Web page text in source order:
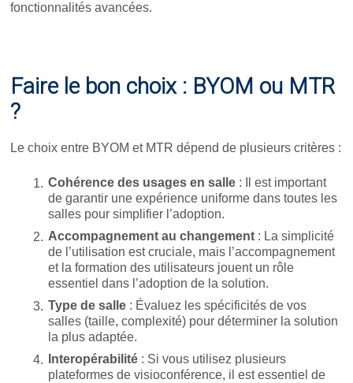
fonctionnalités avancées.
Faire le bon choix : BYOM ou MTR
?
Le choix entre BYOM et MTR dépend de plusieurs critères :
Cohérence des usages en salle : Il est important
de garantir une expérience uniforme dans toutes les
salles pour simplifier l’adoption.
Accompagnement au changement : La simplicité
de l’utilisation est cruciale, mais l’accompagnement
et la formation des utilisateurs jouent un rôle
essentiel dans l’adoption de la solution.
Type de salle : Évaluez les spécificités de vos
salles (taille, complexité) pour déterminer la solution
la plus adaptée.
Interopérabilité : Si vous utilisez plusieurs
plateformes de visioconférence, il est essentiel de